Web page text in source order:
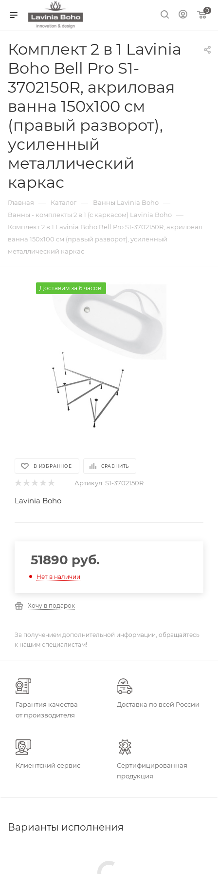
0
Комплект 2 в 1 Lavinia
Boho Bell Pro S1-
3702150R, акриловая
ванна 150x100 см
(правый разворот),
усиленный
металлический
каркас
Главная — Каталог — Ванны Lavinia Boho —
Ванны - комплекты 2 в 1 (с каркасом) Lavinia Boho —
Комплект 2 в 1 Lavinia Boho Bell Pro S1-3702150R, акриловая
ванна 150x100 см (правый разворот), усиленный
металлический каркас
Доставим за 6 часов!
В ИЗБРАННОЕ СРАВНИТЬ
Артикул: S1-3702150R
Lavinia Boho
51890 руб.
Нет в наличии
Хочу в подарок
За получением дополнительной информации, обращайтесь
к нашим специалистам!
Гарантия качества
от производителя
Доставка по всей России
Клиентский сервис
Сертифицированная
продукция
Варианты исполнения